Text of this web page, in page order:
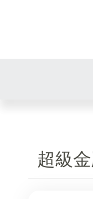
超級